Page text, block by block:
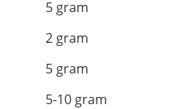
5 gram
2 gram
5 gram
5-10 gram